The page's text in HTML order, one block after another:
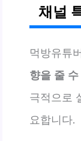
채널
먹방유튜
향을 줄
극적으로
요합니다.